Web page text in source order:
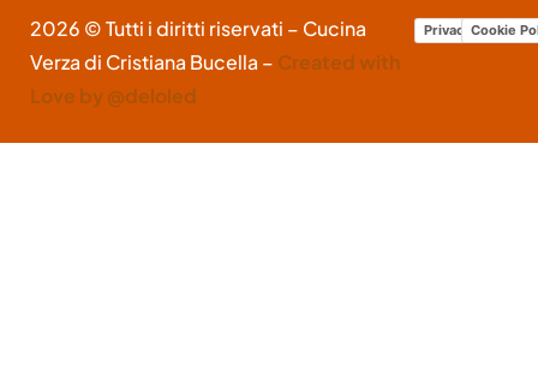
2026 © Tutti i diritti riservati – Cucina
Verza di Cristiana Bucella – Created with
Love by @deloled
Privacy Policy
Cookie